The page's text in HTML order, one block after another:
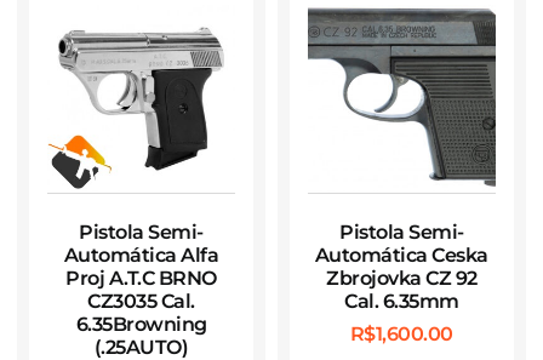
Pistola Semi-
Automática Alfa
Proj A.T.C BRNO
CZ3035 Cal.
6.35Browning
(.25AUTO)
Pistola Semi-
Automática Ceska
Zbrojovka CZ 92
Cal. 6.35mm
R$1,600.00